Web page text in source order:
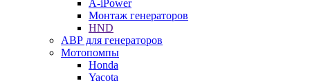
A-iPower
Монтаж генераторов
HND
АВР для генераторов
Мотопомпы
Honda
Yacota